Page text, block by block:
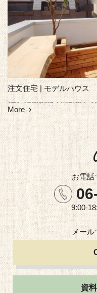
注文住宅 | モデルハウ
More
お電話
9:00-
メール
資